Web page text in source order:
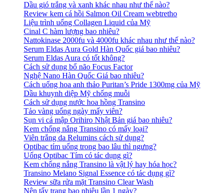
Dầu gió trắng và xanh khác nhau như thế nào?
Review kem cá hồi Salmon Oil Cream webtretho
Liệu trình uống Collagen Liquid của Mỹ
Cinal C hàm lượng bao nhiêu?
Nattokinase 2000fu và 4000fu khác nhau như thế nào?
Serum Eldas Aura Gold Hàn Quốc giá bao nhiêu?
Serum Eldas Aura có tốt không?
Cách sử dụng bổ não Focus Factor
Nghệ Nano Hàn Quốc Giá bao nhiêu?
Cách uống hoa anh thảo Puritan’s Pride 1300mg của Mỹ
Dầu khuynh diệp Mỹ chống muỗi
Cách sử dụng nước hoa hồng Transino
Tảo vàng uống ngày mấy viên?
Sụn vi cá mập Orihiro Nhật Bản giá bao nhiêu?
Kem chống nắng Transino có mấy loại?
Viên trắng da Relumins cách sử dụng?
Optibac tím uống trong bao lâu thì ngưng?
Uống Optibac Tím có tác dụng gì?
Kem chống nắng Transino là vật lý hay hóa học?
Transino Melano Signal Essence có tác dụng gì?
Review sữa rửa mặt Transino Clear Wash
Nên tẩy trang bao nhiêu lần 1 ngày?